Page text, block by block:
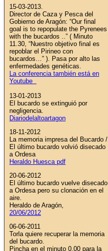
15-03-2013.
Director de Caza y Pesca del
Gobierno de Aragón: “Our final
goal is to repopulate the Pyrenees
with the bucardos ..” ( Minuto
11.30, “Nuestro objetivo final es
repoblar el Pirineo con
bucardos…” ). Pasa por alto las
enfermedades genéticas.
La conferencia también está en
Youtube
13-01-2013
El bucardo se extinguió por
negligencia.
Diariodelaltoartagon
18-11-2012
La memoria impresa del Bucardo /
El último bucardo volvió disecado
a Ordesa
Heraldo Huesca pdf
20-06-2012
El último bucardo vuelve disecado
a Ordesa pero su clonación en el
aire.
Heraldo de Aragón,
20/06/2012
06-06-2011
Torla quiere recuperar la memoria
del bucardo.
Pincha en el minuto 0.00 para la